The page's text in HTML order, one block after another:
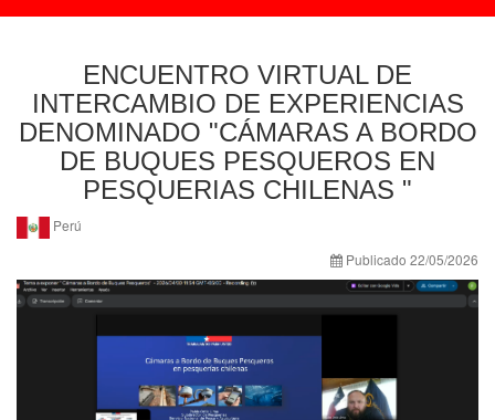
ENCUENTRO VIRTUAL DE
INTERCAMBIO DE EXPERIENCIAS
DENOMINADO "CÁMARAS A BORDO
DE BUQUES PESQUEROS EN
PESQUERIAS CHILENAS "
Perú
Publicado 22/05/2026